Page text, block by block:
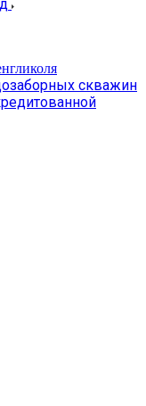
скважин